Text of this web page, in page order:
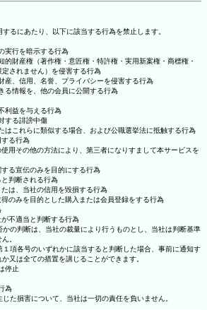
るにあたり、以下に該当する行為を禁止します。
実行を暗示する行為
的財産権（著作権・意匠権・特許権・実用新案権・商標権・
されません）を侵害する行為
産、信用、名誉、プライバシーを侵害する行為
る情報を、他の会員に公開する行為
利益を与える行為
する誹謗中傷
はこれらに類似する場合、および公職選挙法に抵触する行為
する行為
用その他の方法により、第三者になりすまして本サービスを
る宣伝のみを目的にする行為
判断される行為
は、当社の信用を毀損する行為
のみを目的とした購入または会員登録をする行為
不適当と判断する行為
の判断は、当社の裁量により行うものとし、当社は判断基準
。
項各号のいずれかに該当すると判断した場合、事前に通知す
又は全ての措置を講じることができます。
停止
為
た損害について、当社は一切の責任を負いません。